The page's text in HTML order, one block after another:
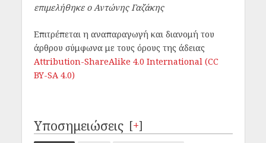
επιμελήθηκε ο Αντώνης Γαζάκης
Επιτρέπεται η αναπαραγωγή και διανομή του
άρθρου σύμφωνα με τους όρους της άδειας
Attribution-ShareAlike 4.0 International (CC
BY-SA 4.0)
Υποσημειώσεις [+]